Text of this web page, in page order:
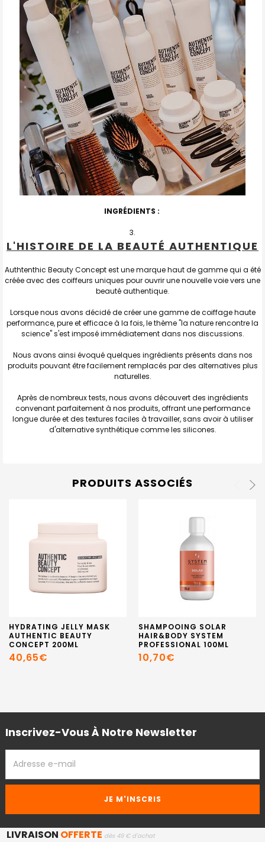
INGRÉDIENTS :
L'HISTOIRE DE LA BEAUTÉ AUTHENTIQUE
Authtenthic Beauty Concept est une marque haut de gamme qui a été
créée avec des coiffeurs uniques pour ouvrir une nouvelle voie vers une
beauté authentique.
Lorsque nous avons décidé de créer une gamme de coiffage haute
performance, pure et efficace à la fois, le thème "la nature rencontre la
science" s'est imposé immédiatement dans nos discussions.
Nous avons ainsi évoqué quelques ingrédients présents dans nos
produits pouvant être facilement remplacés par des alternatives plus
naturelles.
Après de nombreux tests, nous avons découvert des ingrédients
convenant parfaitement à nos produits, offrant une performance
longue durée et des textures faciles à travailler, sans avoir à utiliser
d'alternative synthétique comme les silicones.
PRODUITS ASSOCIÉS
HYDRATING JELLY MASK
AUTHENTIC BEAUTY
CONCEPT 200ML
40,65€
SHAMPOOING SOLAR
HAIR&BODY SYSTEM
PROFESSIONAL 100ML
10,70€
Inscrivez-Vous À Notre Newsletter
EMAIL
LIVRAISON OFFERTE dès 49 € d'achat